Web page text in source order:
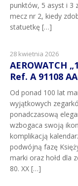
punktów, 5 asyst i 3
mecz nr 2, kiedy
statuetkę […]
28 kwietnia 2026
AEROWATCH
Ref. A 91108
Od ponad 100 lat
wyjątkowych
ponadczasową
wzbogaca swoją
komplikacją
podwójną fazę
marki oraz hołd dla
80. XX […]